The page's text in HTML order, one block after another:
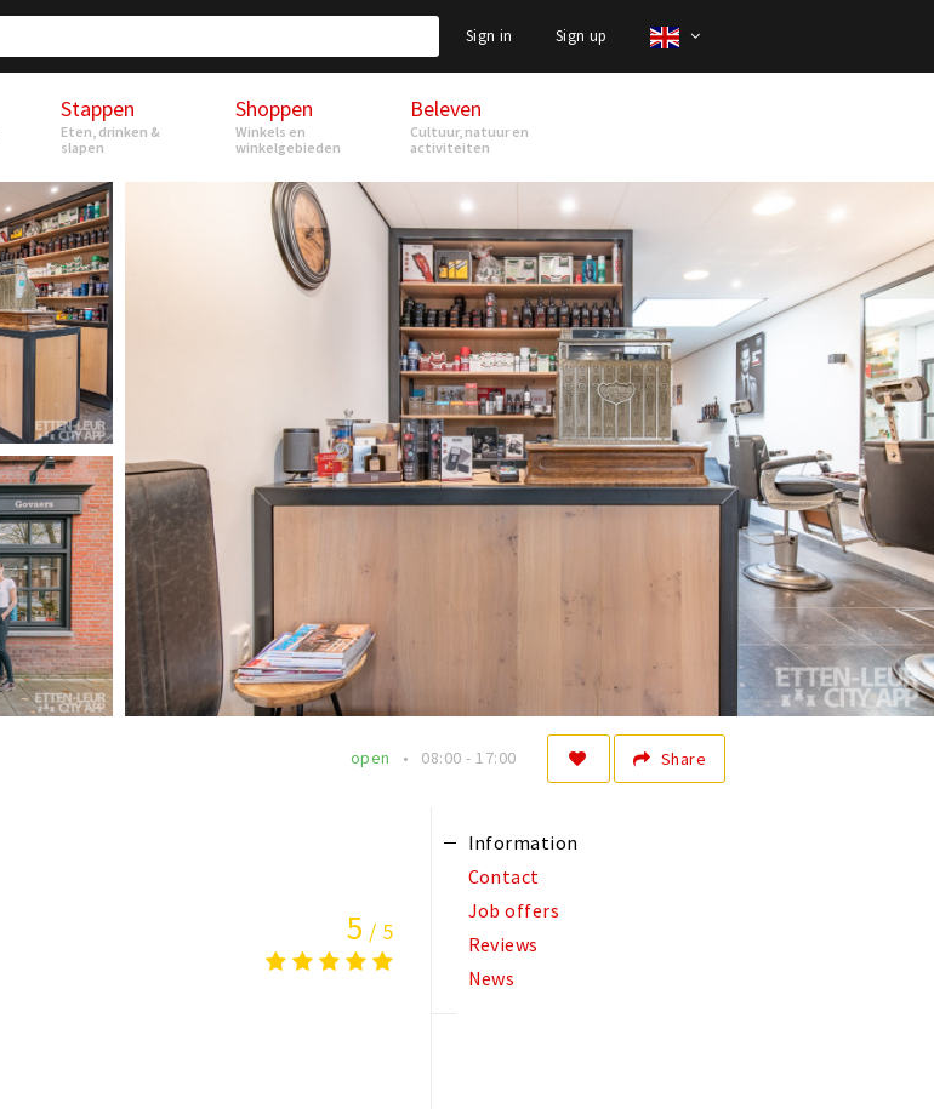
Sign in Sign up
Stappen
Eten, drinken &
slapen
Shoppen
Winkels en
winkelgebieden
Beleven
Cultuur, natuur en
activiteiten
Share
open 08:00 - 17:00
5 / 5
Information
Contact
Job offers
Reviews
News